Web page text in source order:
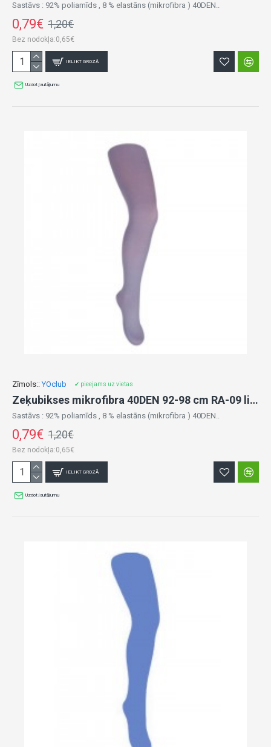
Sastāvs : 92% poliamīds , 8 % elastāns (mikrofibra ) 40DEN..
0,79€ 1,20€
Bez nodokļa:0,65€
IELIKT GROZĀ
Uzdot jautājumu
Zīmols:: YOclub ✔ pieejams uz vietas
Zeķubikses mikrofibra 40DEN 92-98 cm RA-09 light grey
Sastāvs : 92% poliamīds , 8 % elastāns (mikrofibra ) 40DEN..
0,79€ 1,20€
Bez nodokļa:0,65€
IELIKT GROZĀ
Uzdot jautājumu